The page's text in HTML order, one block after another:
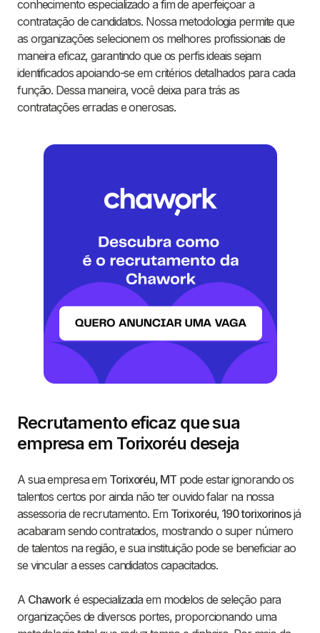
conhecimento especializado a fim de aperfeiçoar a
contratação de candidatos. Nossa metodologia permite que
as organizações selecionem os melhores profissionais de
maneira eficaz, garantindo que os perfis ideais sejam
identificados apoiando-se em critérios detalhados para cada
função. Dessa maneira, você deixa para trás as
contratações erradas e onerosas.
Recrutamento eficaz que sua
empresa em Torixoréu deseja
A sua empresa em Torixoréu, MTpode estar ignorando os
talentos certos por ainda não ter ouvido falar na nossa
assessoria de recrutamento. Em Torixoréu, 190 torixorinosjá
acabaram sendo contratados, mostrando o super número
de talentos na região, e sua instituição pode se beneficiar ao
se vincular a esses candidatos capacitados.
A Chaworké especializada em modelos de seleção para
organizações de diversos portes, proporcionando uma